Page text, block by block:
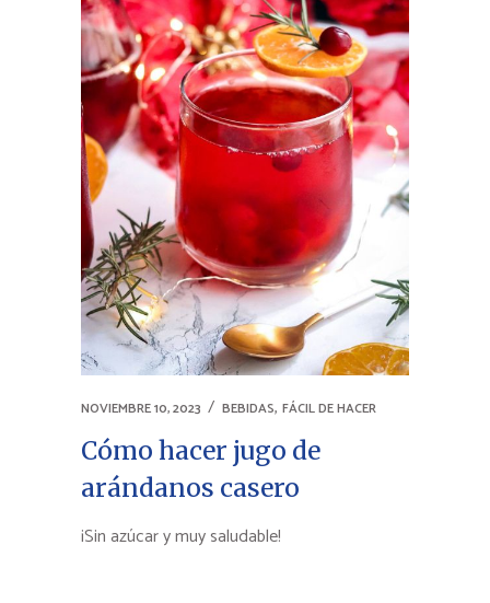
NOVIEMBRE 10, 2023 BEBIDAS, FÁCIL DE HACER
Cómo hacer jugo de
arándanos casero
¡Sin azúcar y muy saludable!